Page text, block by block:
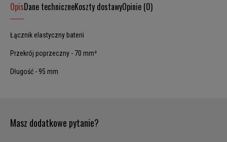
OpisDane techniczneKoszty dostawyOpinie (0)
Łącznik elastyczny baterii
Przekrój poprzeczny - 70 mm²
Długość - 95 mm
Masz dodatkowe pytanie?